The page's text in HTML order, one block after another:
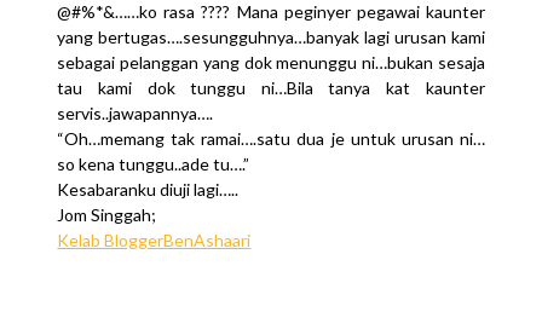
@#%*&……ko rasa ???? Mana peginyer pegawai kaunter
yang bertugas….sesungguhnya…banyak lagi urusan kami
sebagai pelanggan yang dok menunggu ni…bukan sesaja
tau kami dok tunggu ni…Bila tanya kat kaunter
servis..jawapannya….
“Oh…memang tak ramai….satu dua je untuk urusan ni…
so kena tunggu..ade tu….”
Kesabaranku diuji lagi…..
Jom Singgah;
Kelab BloggerBenAshaari